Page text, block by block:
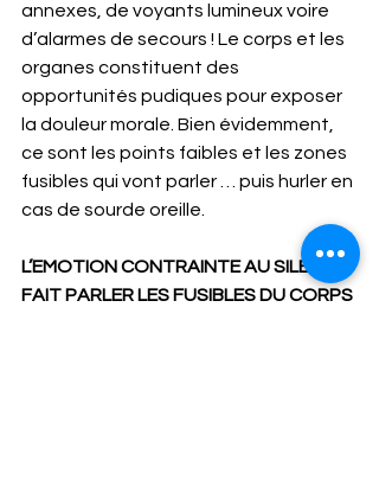
annexes, de voyants lumineux voire
d’alarmes de secours ! Le corps et les
organes constituent des
opportunités pudiques pour exposer
la douleur morale. Bien évidemment,
ce sont les points faibles et les zones
fusibles qui vont parler … puis hurler en
cas de sourde oreille.
L’EMOTION CONTRAINTE AU SILENCE
FAIT PARLER LES FUSIBLES DU CORPS